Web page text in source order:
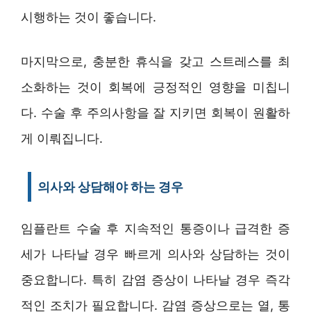
시행하는 것이 좋습니다.
마지막으로, 충분한 휴식을 갖고 스트레스를 최
소화하는 것이 회복에 긍정적인 영향을 미칩니
다. 수술 후 주의사항을 잘 지키면 회복이 원활하
게 이뤄집니다.
의사와 상담해야 하는 경우
임플란트 수술 후 지속적인 통증이나 급격한 증
세가 나타날 경우 빠르게 의사와 상담하는 것이
중요합니다. 특히 감염 증상이 나타날 경우 즉각
적인 조치가 필요합니다. 감염 증상으로는 열, 통